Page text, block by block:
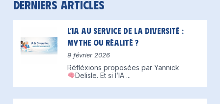
Derniers articles
L’IA au service de la diversité :
mythe ou réalité ?
9 février 2026
Réfléxions proposées par Yannick
Delisle. Et si l’IA ...